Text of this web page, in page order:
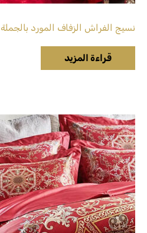
نسيج الفراش الزفاف المورد بالجملة
قراءة المزيد